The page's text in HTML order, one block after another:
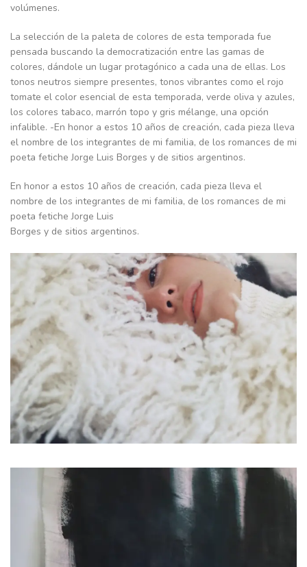
volúmenes.
La selección de la paleta de colores de esta temporada fue
pensada buscando la democratización entre las gamas de
colores, dándole un lugar protagónico a cada una de ellas. Los
tonos neutros siempre presentes, tonos vibrantes como el rojo
tomate el color esencial de esta temporada, verde oliva y azules,
los colores tabaco, marrón topo y gris mélange, una opción
infalible. -En honor a estos 10 años de creación, cada pieza lleva
el nombre de los integrantes de mi familia, de los romances de mi
poeta fetiche Jorge Luis Borges y de sitios argentinos.
En honor a estos 10 años de creación, cada pieza lleva el
nombre de los integrantes de mi familia, de los romances de mi
poeta fetiche Jorge Luis
Borges y de sitios argentinos.